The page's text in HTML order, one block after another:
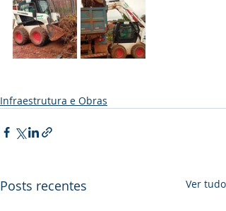
Infraestrutura e Obras
Posts recentes Ver tudo